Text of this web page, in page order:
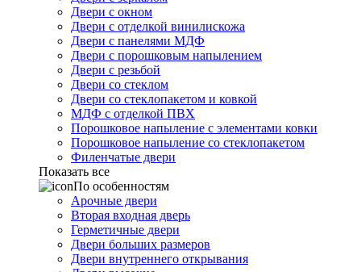
Двери с окном
Двери с отделкой винилискожа
Двери с панелями МДФ
Двери с порошковым напылением
Двери с резьбой
Двери со стеклом
Двери со стеклопакетом и ковкой
МДФ с отделкой ПВХ
Порошковое напыление с элементами ковки
Порошковое напыление со стеклопакетом
Филенчатые двери
Показать все
По особенностям
Арочные двери
Вторая входная дверь
Герметичные двери
Двери больших размеров
Двери внутреннего открывания